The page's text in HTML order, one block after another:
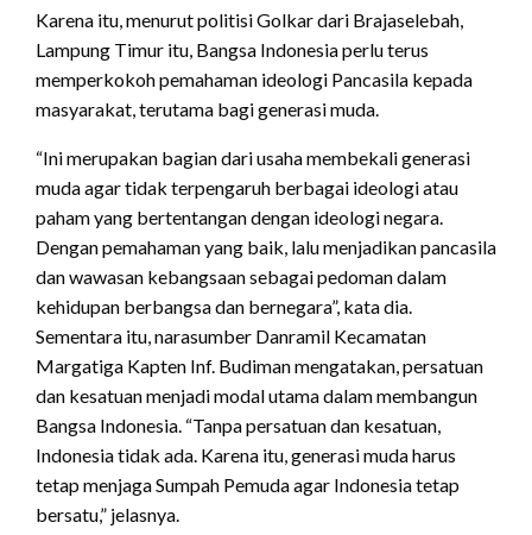
Karena itu, menurut politisi Golkar dari Brajaselebah,
Lampung Timur itu, Bangsa Indonesia perlu terus
memperkokoh pemahaman ideologi Pancasila kepada
masyarakat, terutama bagi generasi muda.
“Ini merupakan bagian dari usaha membekali generasi
muda agar tidak terpengaruh berbagai ideologi atau
paham yang bertentangan dengan ideologi negara.
Dengan pemahaman yang baik, lalu menjadikan pancasila
dan wawasan kebangsaan sebagai pedoman dalam
kehidupan berbangsa dan bernegara”, kata dia.
Sementara itu, narasumber Danramil Kecamatan
Margatiga Kapten Inf. Budiman mengatakan, persatuan
dan kesatuan menjadi modal utama dalam membangun
Bangsa Indonesia. “Tanpa persatuan dan kesatuan,
Indonesia tidak ada. Karena itu, generasi muda harus
tetap menjaga Sumpah Pemuda agar Indonesia tetap
bersatu,” jelasnya.